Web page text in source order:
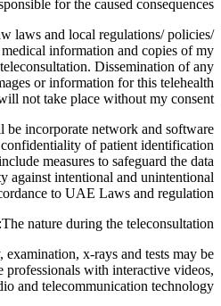
for the caused consequences.
laws and local regulations/ policies/
information and copies of my
Dissemination of any
or information for this telehealth
not take place without my consent.
be incorporate network and software
of patient identification
measures to safeguard the data
against intentional and unintentional
to UAE Laws and regulation.
The nature during the teleconsultation:
x-rays and tests may be
professionals with interactive videos,
and telecommunication technology.